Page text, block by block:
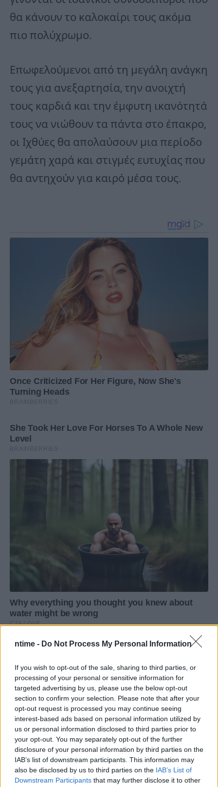
ntime - Do Not Process My Personal Information
If you wish to opt-out of the sale, sharing to third parties, or
processing of your personal or sensitive information for
targeted advertising by us, please use the below opt-out
section to confirm your selection. Please note that after your
opt-out request is processed you may continue seeing
interest-based ads based on personal information utilized by
us or personal information disclosed to third parties prior to
your opt-out. You may separately opt-out of the further
disclosure of your personal information by third parties on the
IAB’s list of downstream participants. This information may
also be disclosed by us to third parties on the IAB’s List of
Downstream Participants that may further disclose it to other
θα κάνουν το καλοκαίρι τους ακόμα
πιο πολύχρωμο.
Επωφελούμενοι από τη μεγάλη ανάγκη
τους για ανεξαρτησία, την ανοιχτή
τους καρδιά και την έμφυτη ικανότητά
τους να νιώθουν τα πάντα στο έπακρο,
οι Ιχθύες θα απολαύσουν μια περίοδο
γεμάτη χαρά και στιγμές ευτυχίας που
θα αντηχούν για καιρό μέσα τους.